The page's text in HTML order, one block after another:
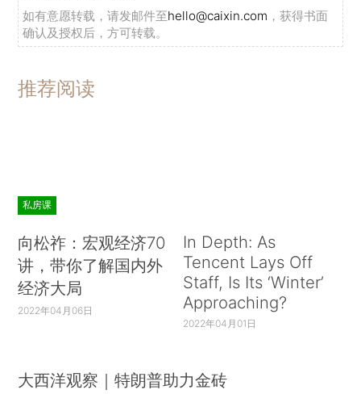
如有意愿转载，请发邮件至hello@caixin.com ，获得书面
确认及授权后，方可转载。
推荐阅读
私房课
向松祚：宏观经济70
讲，带你了解国内外
经济大局
2022年04月06日
In Depth: As
Tencent Lays Off
Staff, Is Its ‘Winter’
Approaching?
2022年04月01日
大西洋观察｜特朗普助力金砖